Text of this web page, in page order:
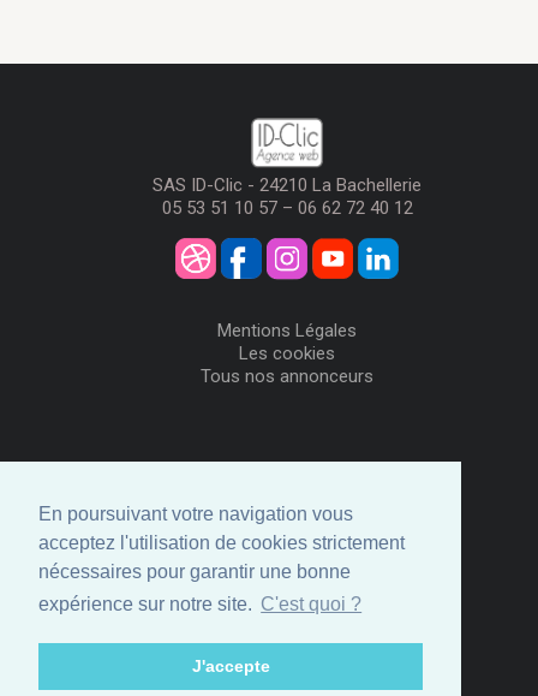
En poursuivant votre navigation vous
acceptez l'utilisation de cookies strictement
nécessaires pour garantir une bonne
expérience sur notre site. C'est quoi ?
J'accepte
SAS ID-Clic - 24210 La Bachellerie
05 53 51 10 57 – 06 62 72 40 12
Mentions Légales
Les cookies
Tous nos annonceurs
Me Connecter
Créer mon Compte
Annonceurs
Comment ça marche
Espace privé
© ID-Clic 2026 -